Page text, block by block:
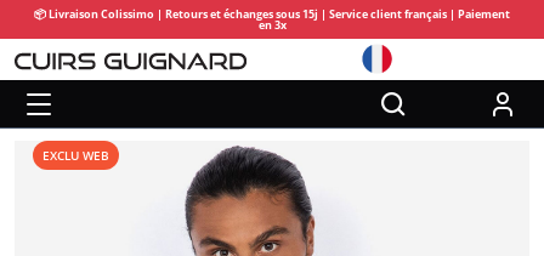
📦 Livraison Colissimo | Retours et échanges sous 15j | Service client français | Paiement
en 3x
EXCLU WEB